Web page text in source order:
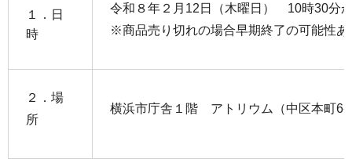
１．日
時
令和８年２月12日（木曜日） 10時30分
※商品売り切れの場合早期終了の可能性あ
２．場
所
横浜市庁舎１階 アトリウム（中区本町6-